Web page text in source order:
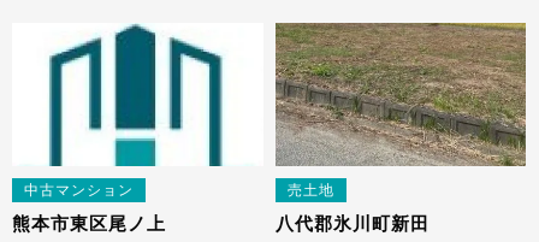
中古マンション
熊本市東区尾ノ上
売土地
八代郡氷川町新田